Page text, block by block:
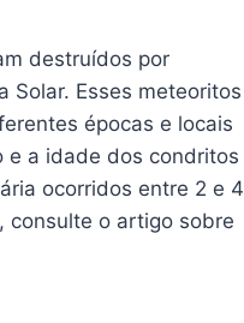
destruídos por
Solar. Esses meteoritos
épocas e locais
e a idade dos condritos
ocorridos entre 2 e 4
consulte o artigo sobre